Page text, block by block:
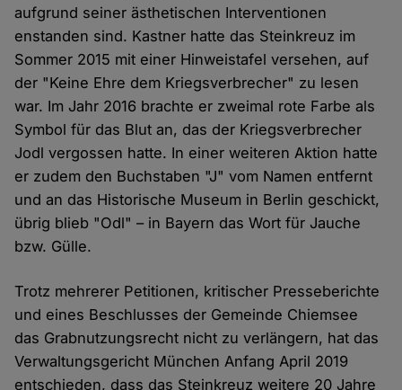
aufgrund seiner ästhetischen Interventionen
enstanden sind. Kastner hatte das Steinkreuz im
Sommer 2015 mit einer Hinweistafel versehen, auf
der "Keine Ehre dem Kriegsverbrecher" zu lesen
war. Im Jahr 2016 brachte er zweimal rote Farbe als
Symbol für das Blut an, das der Kriegsverbrecher
Jodl vergossen hatte. In einer weiteren Aktion hatte
er zudem den Buchstaben "J" vom Namen entfernt
und an das Historische Museum in Berlin geschickt,
übrig blieb "Odl" – in Bayern das Wort für Jauche
bzw. Gülle.
Trotz mehrerer Petitionen, kritischer Presseberichte
und eines Beschlusses der Gemeinde Chiemsee
das Grabnutzungsrecht nicht zu verlängern, hat das
Verwaltungsgericht München Anfang April 2019
entschieden, dass das Steinkreuz weitere 20 Jahre